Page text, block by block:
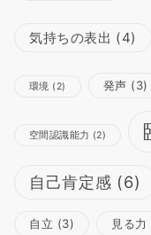
気持ちの表出 (4)
環境 (2) 発声 (3)
空間認識能力 (2)
自己肯定感 (6)
自立 (3) 見る力